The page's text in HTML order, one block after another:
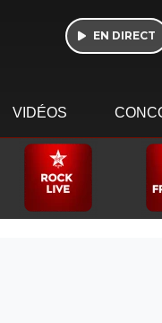
EN DIRECT
VIDÉOS